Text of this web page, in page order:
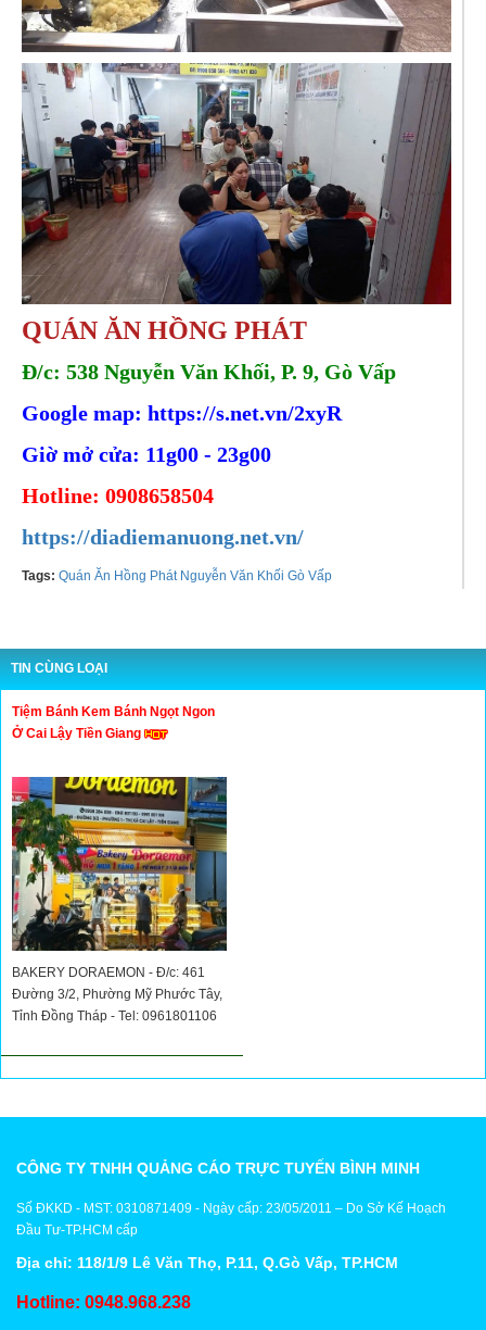
QUÁN ĂN HỒNG PHÁT
Đ/c: 538 Nguyễn Văn Khối, P. 9, Gò Vấp
Google map: https://s.net.vn/2xyR
Giờ mở cửa: 11g00 - 23g00
Hotline: 0908658504
https://diadiemanuong.net.vn/
Tags: Quán Ăn Hồng Phát Nguyễn Văn Khối Gò Vấp
TIN CÙNG LOẠI
Tiệm Bánh Kem Bánh Ngọt Ngon
Ở Cai Lậy Tiền Giang
BAKERY DORAEMON - Đ/c: 461
Đường 3/2, Phường Mỹ Phước Tây,
Tỉnh Đồng Tháp - Tel: 0961801106
CÔNG TY TNHH QUẢNG CÁO TRỰC TUYẾN BÌNH MINH
Số ĐKKD - MST: 0310871409 - Ngày cấp: 23/05/2011 – Do Sở Kế Hoạch
Đầu Tư-TP.HCM cấp
Địa chỉ: 118/1/9 Lê Văn Thọ, P.11, Q.Gò Vấp, TP.HCM
Hotline: 0948.968.238